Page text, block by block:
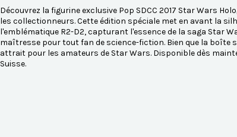
Découvrez la figurine exclusive Pop SDCC 2017 Star Wars
les collectionneurs. Cette édition spéciale met en avant la
l'emblématique R2-D2, capturant l'essence de la saga Star
maîtresse pour tout fan de science-fiction. Bien que la
attrait pour les amateurs de Star Wars. Disponible dès
Suisse.